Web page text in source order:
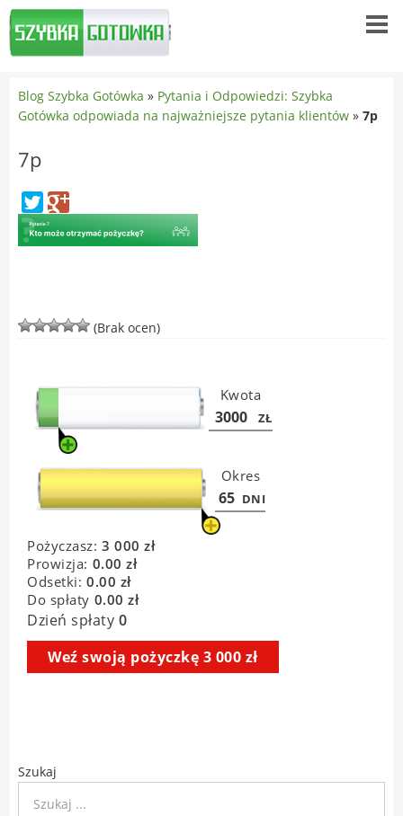
Blog Szybka Gotówka » Pytania i Odpowiedzi: Szybka
Gotówka odpowiada na najważniejsze pytania klientów» 7p
7p
(Brak ocen)
Szukaj